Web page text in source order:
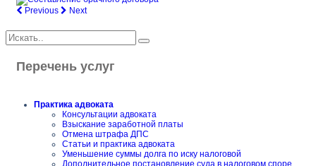
Previous Next
Перечень услуг
Практика адвоката
Консультации адвоката
Взыскание заработной платы
Отмена штрафа ДПС
Статьи и практика адвоката
Уменьшение суммы долга по иску налоговой